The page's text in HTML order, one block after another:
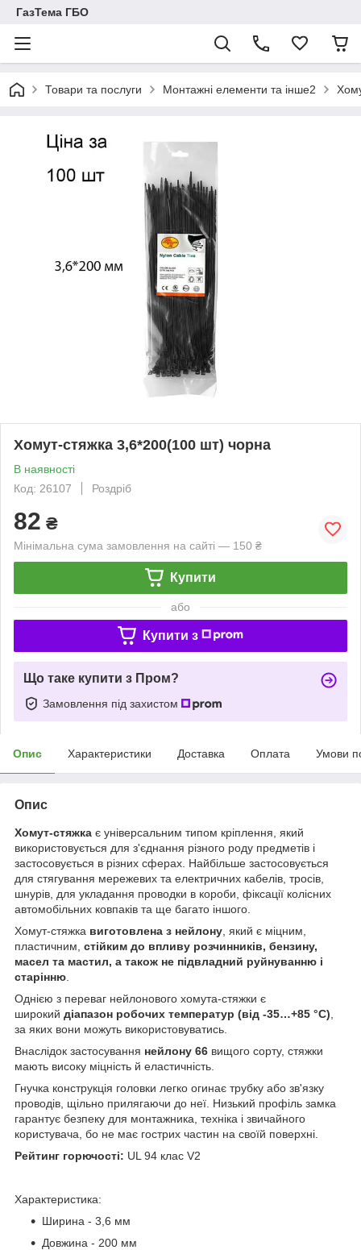
ГазТема ГБО
Товари та послуги Монтажні елементи та інше2
Хомут-стяжка 3,6*200(100 шт) чорна
В наявності
Код: 26107
Роздріб
82 ₴
Мінімальна сума замовлення на сайті — 150 ₴
Купити
або
Купити з
Що таке купити з Пром?
Замовлення під захистом
Опис Характеристики Доставка Оплата Умови
Опис
Хомут-стяжка є універсальним типом кріплення, який
використовується для з'єднання різного роду предметів і
застосовується в різних сферах. Найбільше застосовується
для стягування мережевих та електричних кабелів, тросів,
шнурів, для укладання проводки в короби, фіксації колісних
автомобільних ковпаків та ще багато іншого.
Хомут-стяжка виготовлена з нейлону , який є міцним,
пластичним, стійким до впливу розчинників, бензину,
масел та мастил, а також не підвладний руйнуванню і
старінню
Однією з переваг нейлонового хомута-стяжки є
широкий діапазон робочих температур (від -35…+85 °C)
за яких вони можуть використовуватись.
Внаслідок застосування нейлону 66 вищого сорту, стяжки
мають високу міцність й еластичність.
Гнучка конструкція головки легко огинає трубку або зв'язку
проводів, щільно прилягаючи до неї. Низький профіль замка
гарантує безпеку для монтажника, техніка і звичайного
користувача, бо не має гострих частин на своїй поверхні.
Рейтинг горючості: UL 94 клас V2
Характеристика:
Ширина - 3,6 мм
Довжина - 200 мм